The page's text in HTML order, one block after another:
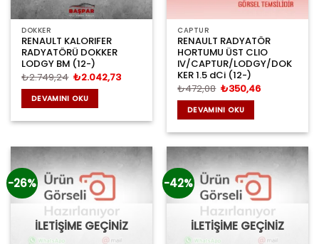
DOKKER
RENAULT KALORIFER
RADYATÖRÜ DOKKER
LODGY BM (12-)
₺2.749,24 Orijinal
fiyat:
₺2.749,24.
₺2.042,73Şu
DEVAMINI OKU
CAPTUR
RENAULT RADYATÖR
HORTUMU ÜST CLIO
IV/CAPTUR/LODGY/DOK
KER 1.5 dCi (12-)
₺472,08 Orijinal
fiyat:
₺472,08.
₺350,46Şu
DEVAMINI OKU
-26%
İLETİŞİME GEÇİNİZ
-42%
İLETİŞİME GEÇİNİZ